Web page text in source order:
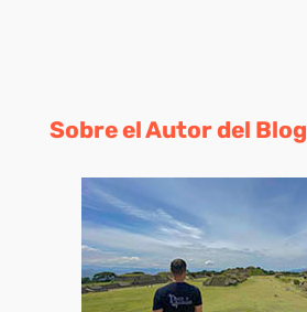
Sobre el Autor del Blog